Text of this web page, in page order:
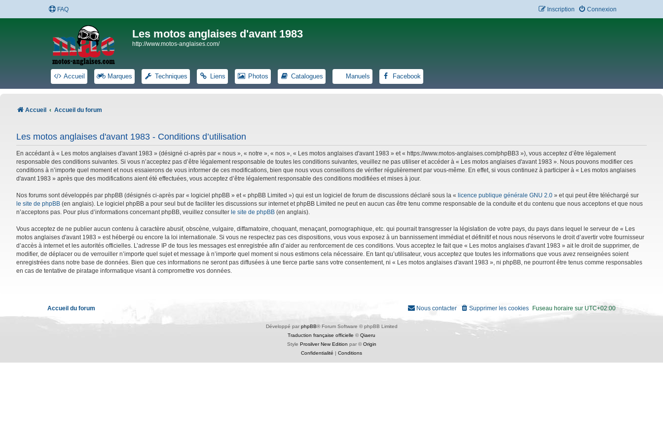
FAQ Connexion
Inscription
Les motos anglaises d'avant 1983
http://www.motos-anglaises.com/
Accueil Marques Techniques Liens Photos Catalogues Manuels Facebook
Accueil Accueil du forum
Les motos anglaises d'avant 1983 - Conditions d’utilisation
En accédant à « Les motos anglaises d'avant 1983 » (désigné ci-après par « nous », « notre », « nos », « Les motos anglaises d'avant 1983 » et « https://www.motos-anglaises.com/phpBB3 »), vous acceptez d’être légalement
responsable des conditions suivantes. Si vous n’acceptez pas d’être légalement responsable de toutes les conditions suivantes, veuillez ne pas utiliser et accéder à « Les motos anglaises d'avant 1983 ». Nous pouvons modifier ces
conditions à n’importe quel moment et nous essaierons de vous informer de ces modifications, bien que nous vous conseillons de vérifier régulièrement par vous-même. En effet, si vous continuez à participer à « Les motos anglaises
d'avant 1983 » après que des modifications aient été effectuées, vous acceptez d’être légalement responsable des conditions modifiées et mises à jour.
Nos forums sont développés par phpBB (désignés ci-après par « logiciel phpBB » et « phpBB Limited ») qui est un logiciel de forum de discussions déclaré sous la « licence publique générale GNU 2.0 » et qui peut être téléchargé sur
le site de phpBB (en anglais). Le logiciel phpBB a pour seul but de faciliter les discussions sur internet et phpBB Limited ne peut en aucun cas être tenu comme responsable de la conduite et du contenu que nous acceptons et que nous
n’acceptons pas. Pour plus d’informations concernant phpBB, veuillez consulter le site de phpBB (en anglais).
Vous acceptez de ne publier aucun contenu à caractère abusif, obscène, vulgaire, diffamatoire, choquant, menaçant, pornographique, etc. qui pourrait transgresser la législation de votre pays, du pays dans lequel le serveur de « Les
motos anglaises d'avant 1983 » est hébergé ou encore la loi internationale. Si vous ne respectez pas ces dispositions, vous vous exposez à un bannissement immédiat et définitif et nous nous réservons le droit d’avertir votre fournisseur
d’accès à internet et les autorités officielles. L’adresse IP de tous les messages est enregistrée afin d’aider au renforcement de ces conditions. Vous acceptez le fait que « Les motos anglaises d'avant 1983 » ait le droit de supprimer, de
modifier, de déplacer ou de verrouiller n’importe quel sujet et message à n’importe quel moment si nous estimons cela nécessaire. En tant qu’utilisateur, vous acceptez que toutes les informations que vous avez renseignées soient
enregistrées dans notre base de données. Bien que ces informations ne seront pas diffusées à une tierce partie sans votre consentement, ni « Les motos anglaises d'avant 1983 », ni phpBB, ne pourront être tenus comme responsables
en cas de tentative de piratage informatique visant à compromettre vos données.
Accueil du forum Fuseau horaire sur UTC+02:00
Supprimer les cookies
Nous contacter
Développé par phpBB® Forum Software © phpBB Limited
Traduction française officielle ©Qiaeru
Style Prosilver New Edition par ©Origin
Confidentialité
Conditions